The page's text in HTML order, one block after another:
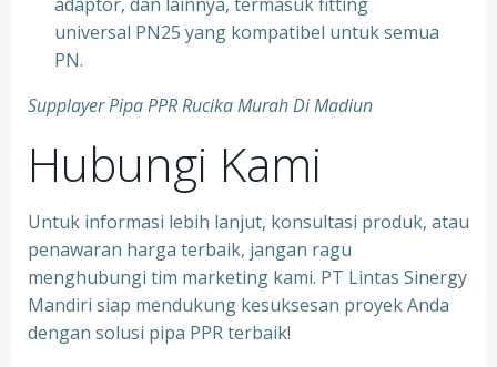
universal PN25 yang kompatibel untuk semua
PN.
Supplayer Pipa PPR Rucika Murah Di Madiun
Hubungi Kami
Untuk informasi lebih lanjut, konsultasi produk, atau
penawaran harga terbaik, jangan ragu
menghubungi tim marketing kami. PT Lintas Sinergy
Mandiri siap mendukung kesuksesan proyek Anda
dengan solusi pipa PPR terbaik!